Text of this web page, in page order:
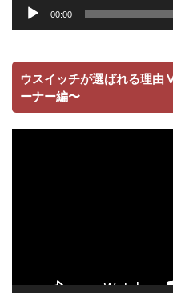
00:00
ウスイッチが選ばれる理由
ーナー編〜
動